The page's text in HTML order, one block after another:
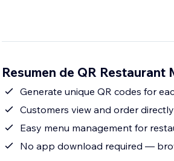
Resumen de QR Restaurant
Generate unique QR codes for
Customers view and order
Easy menu management for
No app download required —